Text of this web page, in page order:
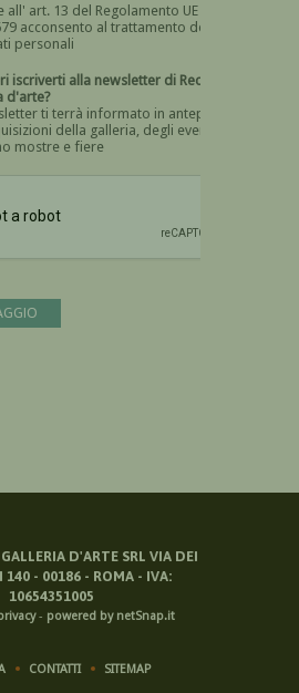
all' art. 13 del Regolamento UE n.
al trattamento dei
personali
Devi dare il consenso
alla newsletter di Recta
d'arte?
ti terrà informato in anteprima
della galleria, degli eventi
mostre e fiere
D'ARTE SRL VIA DEI
140 - 00186 - ROMA - IVA:
10654351005
- powered by netSnap.it
CONTATTI SITEMAP